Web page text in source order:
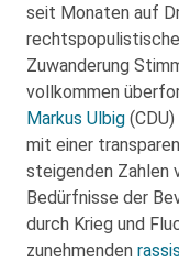
seit Monaten auf
Zuwanderung
vollkommen
Markus Ulbig
mit einer
steigenden Zahlen
Bedürfnisse der
durch Krieg und
zunehmenden